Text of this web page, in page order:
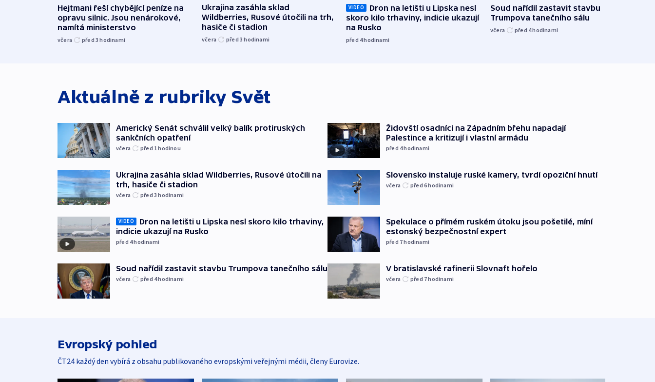
Hejtmani řeší chybějící peníze na
opravu silnic. Jsou nenárokové,
namítá ministerstvo
včera před 3hodinami
Ukrajina zasáhla sklad
Wildberries, Rusové útočili na trh,
hasiče či stadion
včera před 3hodinami
VIDEO
Dron na letišti u Lipska nesl
skoro kilo trhaviny, indicie ukazují
na Rusko
před 4hodinami
Soud nařídil zastavit stavbu
Trumpova tanečního sálu
včera před 4hodinami
Aktuálně z rubriky Svět
Americký Senát schválil velký balík protiruských
sankčních opatření
včera před 1hodinou
Ukrajina zasáhla sklad Wildberries, Rusové útočili na
trh, hasiče či stadion
včera před 3hodinami
VIDEO
Dron na letišti u Lipska nesl skoro kilo trhaviny,
indicie ukazují na Rusko
před 4hodinami
Soud nařídil zastavit stavbu Trumpova tanečního sálu
včera před 4hodinami
Židovští osadníci na Západním břehu napadají
Palestince a kritizují i vlastní armádu
před 4hodinami
Slovensko instaluje ruské kamery, tvrdí opoziční hnutí
včera před 6hodinami
Spekulace o přímém ruském útoku jsou pošetilé, míní
estonský bezpečnostní expert
před 7hodinami
V bratislavské rafinerii Slovnaft hořelo
včera před 7hodinami
Evropský pohled
ČT24 každý den vybírá z obsahu publikovaného evropskými veřejnými médii, členy Eurovize.